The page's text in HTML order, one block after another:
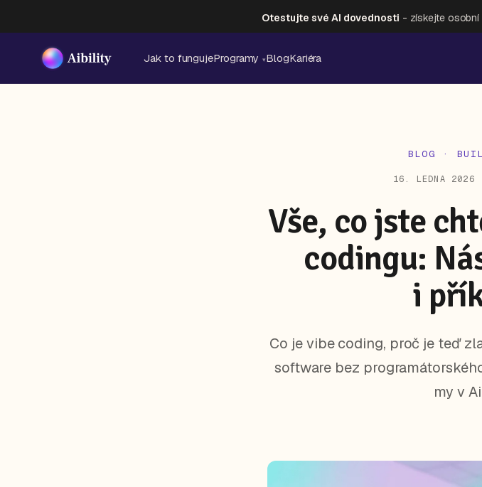
Otestujte své AI dovednosti - získejte osobní
Jak to fungujeProgramy ▾BlogKariéra
BLOG ·
16. LEDNA 2026
Vše, co jste
codingu:
i
Co je vibe coding, proč je teď
software bez
my v